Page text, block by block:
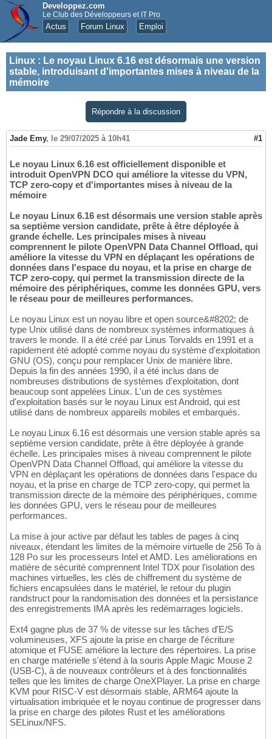
Developpez.com
Le Club des Développeurs et IT Pro
Actus Forum Linux Emploi
Linux : Le noyau Linux 6.16 est désormais une version
stable, introduisant d'importantes mises à niveau de la
mémoire
Répondre à la discussion
Jade Emy, le 29/07/2025 à 10h41 #1
Le noyau Linux 6.16 est officiellement disponible et
introduit OpenVPN DCO qui améliore la vitesse du VPN,
TCP zero-copy et d'importantes mises à niveau de la
mémoire
Le noyau Linux 6.16 est désormais une version stable après
sa septième version candidate, prête à être déployée à
grande échelle. Les principales mises à niveau
comprennent le pilote OpenVPN Data Channel Offload, qui
améliore la vitesse du VPN en déplaçant les opérations de
données dans l'espace du noyau, et la prise en charge de
TCP zero-copy, qui permet la transmission directe de la
mémoire des périphériques, comme les données GPU, vers
le réseau pour de meilleures performances.
Le noyau Linux est un noyau libre et open source&#8202; de
type Unix utilisé dans de nombreux systèmes informatiques à
travers le monde. Il a été créé par Linus Torvalds en 1991 et a
rapidement été adopté comme noyau du système d'exploitation
GNU (OS), conçu pour remplacer Unix de manière libre.
Depuis la fin des années 1990, il a été inclus dans de
nombreuses distributions de systèmes d'exploitation, dont
beaucoup sont appelées Linux. L'un de ces systèmes
d'exploitation basés sur le noyau Linux est Android, qui est
utilisé dans de nombreux appareils mobiles et embarqués.
Le noyau Linux 6.16 est désormais une version stable après sa
septième version candidate, prête à être déployée à grande
échelle. Les principales mises à niveau comprennent le pilote
OpenVPN Data Channel Offload, qui améliore la vitesse du
VPN en déplaçant les opérations de données dans l'espace du
noyau, et la prise en charge de TCP zero-copy, qui permet la
transmission directe de la mémoire des périphériques, comme
les données GPU, vers le réseau pour de meilleures
performances.
La mise à jour active par défaut les tables de pages à cinq
niveaux, étendant les limites de la mémoire virtuelle de 256 To à
128 Po sur les processeurs Intel et AMD. Les améliorations en
matière de sécurité comprennent Intel TDX pour l'isolation des
machines virtuelles, les clés de chiffrement du système de
fichiers encapsulées dans le matériel, le retour du plugin
randstruct pour la randomisation des données et la persistance
des enregistrements IMA après les redémarrages logiciels.
Ext4 gagne plus de 37 % de vitesse sur les tâches d'E/S
volumineuses, XFS ajoute la prise en charge de l'écriture
atomique et FUSE améliore la lecture des répertoires. La prise
en charge matérielle s'étend à la souris Apple Magic Mouse 2
(USB-C), à de nouveaux contrôleurs et à des fonctionnalités
telles que les limites de charge OneXPlayer. La prise en charge
KVM pour RISC-V est désormais stable, ARM64 ajoute la
virtualisation imbriquée et le noyau continue de progresser dans
la prise en charge des pilotes Rust et les améliorations
SELinux/NFS.